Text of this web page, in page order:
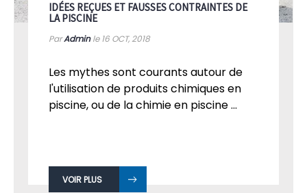
IDÉES REÇUES ET FAUSSES CONTRAINTES DE
LA PISCINE
ParAdminle 16 OCT, 2018
Les mythes sont courants autour de
l'utilisation de produits chimiques en
piscine, ou de la chimie en piscine ...
VOIR PLUS